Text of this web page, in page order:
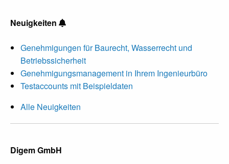
Neuigkeiten
Genehmigungen für Baurecht, Wasserrecht und
Betriebssicherheit
Genehmigungsmanagement in Ihrem Ingenieurbüro
Testaccounts mit Beispieldaten
Alle Neuigkeiten
Digem GmbH